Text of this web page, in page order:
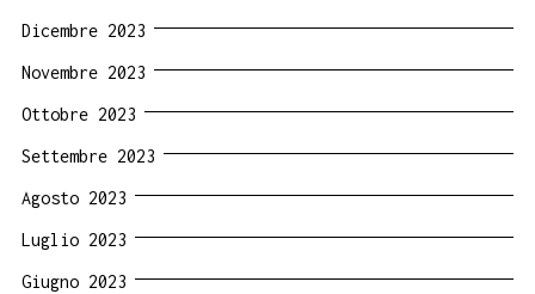
Dicembre 2023
Novembre 2023
Ottobre 2023
Settembre 2023
Agosto 2023
Luglio 2023
Giugno 2023